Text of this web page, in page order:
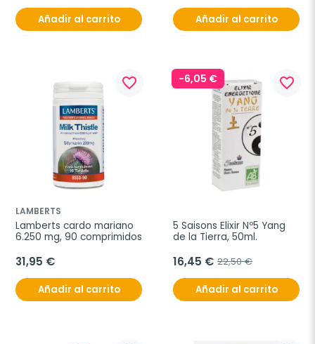
Añadir al carrito Añadir al carrito
favorite_border
LAMBERTS
Lamberts cardo mariano
6.250 mg, 90 comprimidos
31,95 €
Añadir al carrito
-6,05 € favorite_border
5 Saisons Elixir Nº5 Yang
de la Tierra, 50ml.
16,45 € 22,50 €
Añadir al carrito